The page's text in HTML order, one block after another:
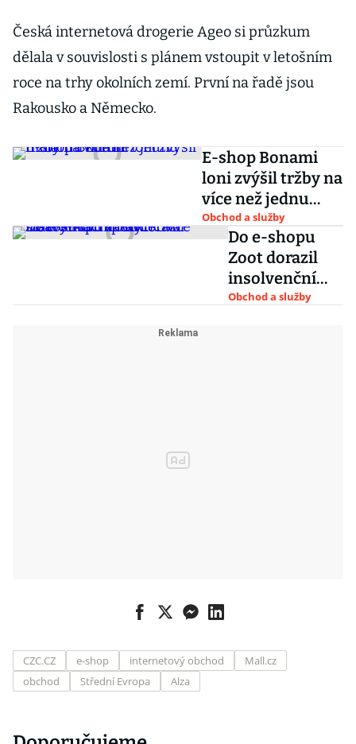
Česká internetová drogerie Ageo si průzkum
dělala v souvislosti s plánem vstoupit v letošním
roce na trhy okolních zemí. První na řadě jsou
Rakousko a Německo.
E-shop Bonami
loni zvýšil tržby na
více než jednu
miliardu korun
Obchod a služby
Do e-shopu
Zoot dorazil
insolvenční
správce. Na
Obchod a služby
CZC.CZ e-shop internetový obchod
Mall.cz
obchod
Střední Evropa Alza